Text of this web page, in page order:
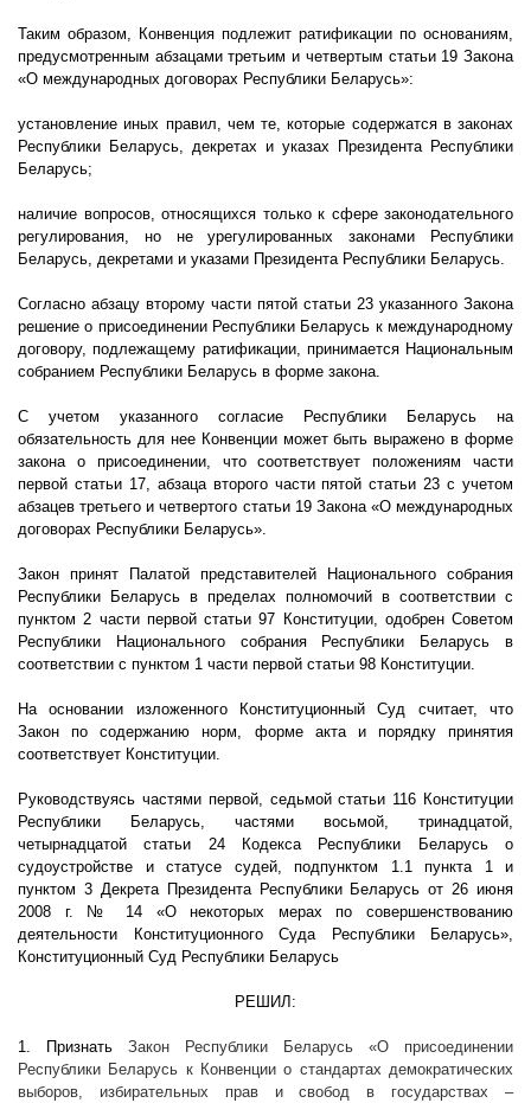
Таким образом, Конвенция подлежит ратификации по основаниям,
предусмотренным абзацами третьим и четвертым статьи 19 Закона
«О международных договорах Республики Беларусь»:
установление иных правил, чем те, которые содержатся в законах
Республики Беларусь, декретах и указах Президента Республики
Беларусь;
наличие вопросов, относящихся только к сфере законодательного
регулирования, но не урегулированных законами Республики
Беларусь, декретами и указами Президента Республики Беларусь.
Согласно абзацу второму части пятой статьи 23 указанного Закона
решение о присоединении Республики Беларусь к международному
договору, подлежащему ратификации, принимается Национальным
собранием Республики Беларусь в форме закона.
С учетом указанного согласие Республики Беларусь на
обязательность для нее Конвенции может быть выражено в форме
закона о присоединении, что соответствует положениям части
первой статьи 17, абзаца второго части пятой статьи 23 с учетом
абзацев третьего и четвертого статьи 19 Закона «О международных
договорах Республики Беларусь».
Закон принят Палатой представителей Национального собрания
Республики Беларусь в пределах полномочий в соответствии с
пунктом 2 части первой статьи 97 Конституции, одобрен Советом
Республики Национального собрания Республики Беларусь в
соответствии с пунктом 1 части первой статьи 98 Конституции.
На основании изложенного Конституционный Суд считает, что
Закон по содержанию норм, форме акта и порядку принятия
соответствует Конституции.
Руководствуясь частями первой, седьмой статьи 116 Конституции
Республики Беларусь, частями восьмой, тринадцатой,
четырнадцатой статьи 24 Кодекса Республики Беларусь о
судоустройстве и статусе судей, подпунктом 1.1 пункта 1 и
пунктом 3 Декрета Президента Республики Беларусь от 26 июня
2008 г. № 14 «О некоторых мерах по совершенствованию
деятельности Конституционного Суда Республики Беларусь»,
Конституционный Суд Республики Беларусь
РЕШИЛ:
1. Признать Закон Республики Беларусь «О присоединении
Республики Беларусь к Конвенции о стандартах демократических
выборов, избирательных прав и свобод в государствах –